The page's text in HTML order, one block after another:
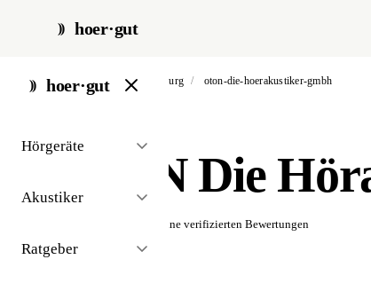
hoer·gut
hoer·gut
Hörgeräte
Akustiker
Ratgeber
start / akustiker / hamburg / oton-die-hoerakustiker-gmbh
OTON Die
Noch keine verifizierten Bewertungen